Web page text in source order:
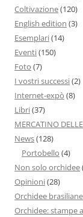
Coltivazione(120)
English edition (3)
Esemplari(14)
Eventi(150)
Foto (7)
I vostri successi(2)
Internet-expò (8)
Libri(37)
MERCATINO
News(128)
Portobello (4)
Non solo orchidee
Opinioni(28)
Orchidee brasiliane
Orchidee: stampe